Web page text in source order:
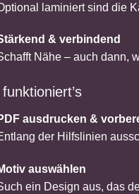
laminiert sind die
& verbindend
Nähe – auch dann,
ausdrucken &
der Hilfslinien
auswählen
ein Design aus, das